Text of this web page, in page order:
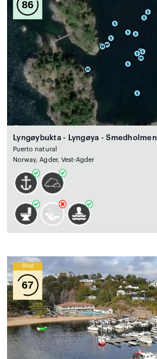
86
Lyngøybukta - Lyngøya - Smedholmen
Puerto natural
Norway, Agder, Vest-Agder
Wind
67